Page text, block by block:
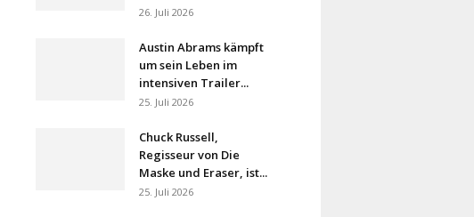
26. Juli 2026
Austin Abrams kämpft
um sein Leben im
intensiven Trailer...
25. Juli 2026
Chuck Russell,
Regisseur von Die
Maske und Eraser, ist...
25. Juli 2026